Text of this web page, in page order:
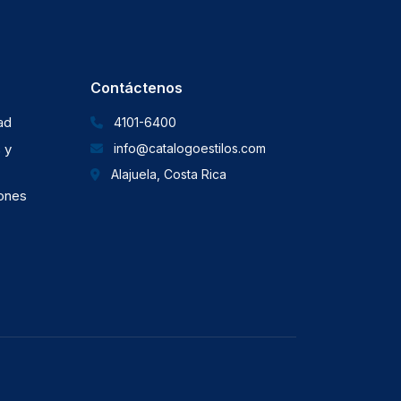
y
Contáctenos
4101-6400
info@catalogoestilos.com
Alajuela, Costa Rica